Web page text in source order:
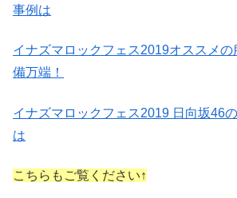
事例は
イナズマロックフェス2019オススメ
備万端！
イナズマロックフェス2019 日向坂46
は
こちらもご覧ください↑